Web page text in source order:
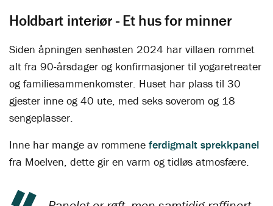
Holdbart interiør - Et hus for minner
Siden åpningen senhøsten 2024 har villaen rommet
alt fra 90-årsdager og konfirmasjoner til yogaretreater
og familiesammenkomster. Huset har plass til 30
gjester inne og 40 ute, med seks soverom og 18
sengeplasser.
Inne har mange av rommene ferdigmalt sprekkpanel
fra Moelven, dette gir en varm og tidløs atmosfære.